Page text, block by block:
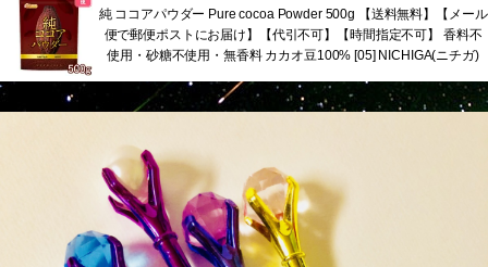
純 ココアパウダー Pure cocoa Powder 500g 【送料無料】【メール
便で郵便ポストにお届け】【代引不可】【時間指定不可】 香料不
使用・砂糖不使用・無香料 カカオ豆100% [05] NICHIGA(ニチガ)